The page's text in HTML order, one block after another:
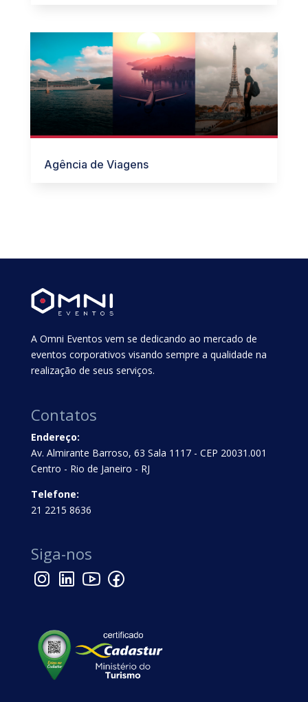
Agência de Viagens
A Omni Eventos vem se dedicando ao mercado de
eventos corporativos visando sempre a qualidade na
realização de seus serviços.
Contatos
Endereço:
Av. Almirante Barroso, 63 Sala 1117 - CEP 20031.001
Centro - Rio de Janeiro - RJ
Telefone:
21 2215 8636
Siga-nos